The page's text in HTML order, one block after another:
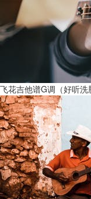
飞花吉他谱G调（好听